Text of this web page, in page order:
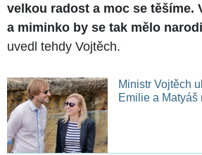
velkou radost a moc se těšíme.
a miminko by se tak mělo
uvedl tehdy Vojtěch.
Ministr Vojtěch
Emilie a Matyáš